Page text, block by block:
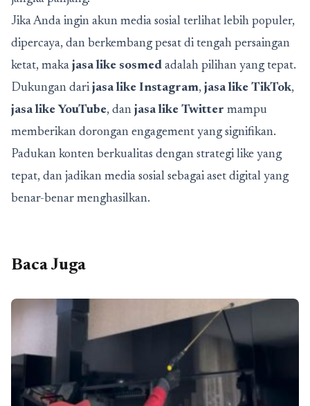
Jika Anda ingin akun media sosial terlihat lebih populer,
dipercaya, dan berkembang pesat di tengah persaingan
ketat, maka jasa like sosmed adalah pilihan yang tepat.
Dukungan dari jasa like Instagram, jasa like TikTok,
jasa like YouTube, dan jasa like Twitter mampu
memberikan dorongan engagement yang signifikan.
Padukan konten berkualitas dengan strategi like yang
tepat, dan jadikan media sosial sebagai aset digital yang
benar-benar menghasilkan.
Baca Juga